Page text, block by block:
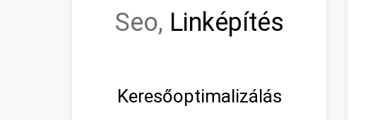
Seo, Linképítés
Keresőoptimalizálás